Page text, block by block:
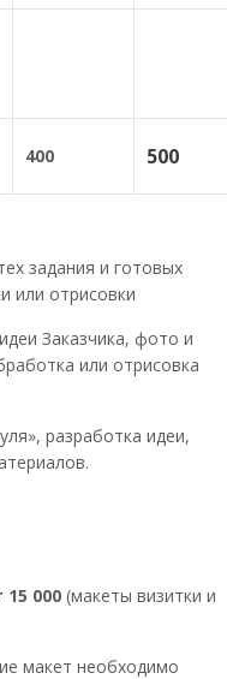
400 500
задания и готовых
или отрисовки
Заказчика, фото и
или отрисовка
разработка идеи,
15 000 (макеты визитки и
макет необходимо